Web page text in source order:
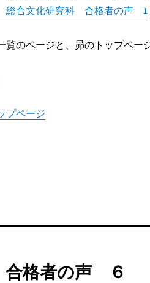
総合文化研究科 合格者の声 1
覧のページと、昴のトップペー
プページ
合格者の声 ６